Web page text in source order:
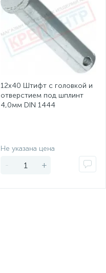
12х40 Штифт с головкой и
отверстием под шплинт
4,0мм DIN 1444
Не указана цена
- +